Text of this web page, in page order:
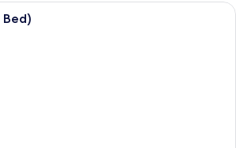
Een hotelkamer met een bed, een
Bed)